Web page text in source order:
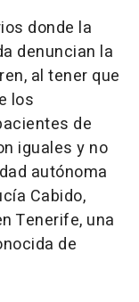
donde la
denuncian la
al tener que
los
de
iguales y no
autónoma
Cabido,
Tenerife, una
de